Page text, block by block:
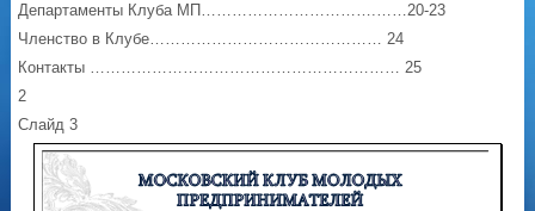
Департаменты Клуба МП…………………………….……20-23
Членство в Клубе……………………………………… 24
Контакты …………………………………………………… 25
2
Слайд 3